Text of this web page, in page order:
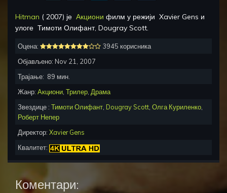
Hitman ( 2007) је Акциони филм у режији Xavier Gens и
улоге Тимоти Олифант, Dougray Scott.
Оцена:
3945 корисника
Објављено: Nov 21, 2007
Трајање: 89 мин.
Жанр: Акциони Трилер Драма
Звездице : Тимоти Олифант Dougray Scott Олга Куриленко
Роберт Непер
Директор: Xavier Gens
Квалитет:
Коментари: